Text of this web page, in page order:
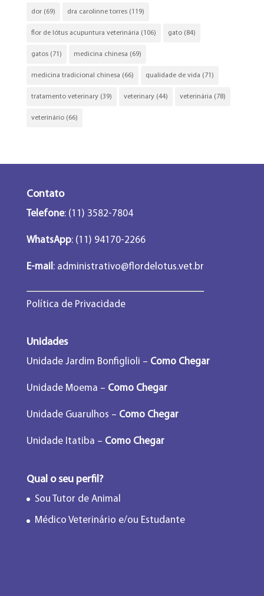
dor(69) dra carolinne torres(119)
flor de lótus acupuntura veterinária (106) gato(84)
gatos(71) medicina chinesa (69)
medicina tradicional chinesa (66) qualidade de vida (71)
tratamento veterinary(39) veterinary(44) veterinária (78)
veterinário(66)
Contato
Telefone: (11) 3582-7804
WhatsApp: (11) 94170-2266
E-mail :administrativo@flordelotus.vet.br
Política de Privacidade
Unidades
Unidade Jardim Bonfiglioli – Como Chegar
Unidade Moema – Como Chegar
Unidade Guarulhos – Como Chegar
Unidade Itatiba – Como Chegar
Qual o seu perfil?
Sou Tutor de Animal
Médico Veterinário e/ou Estudante